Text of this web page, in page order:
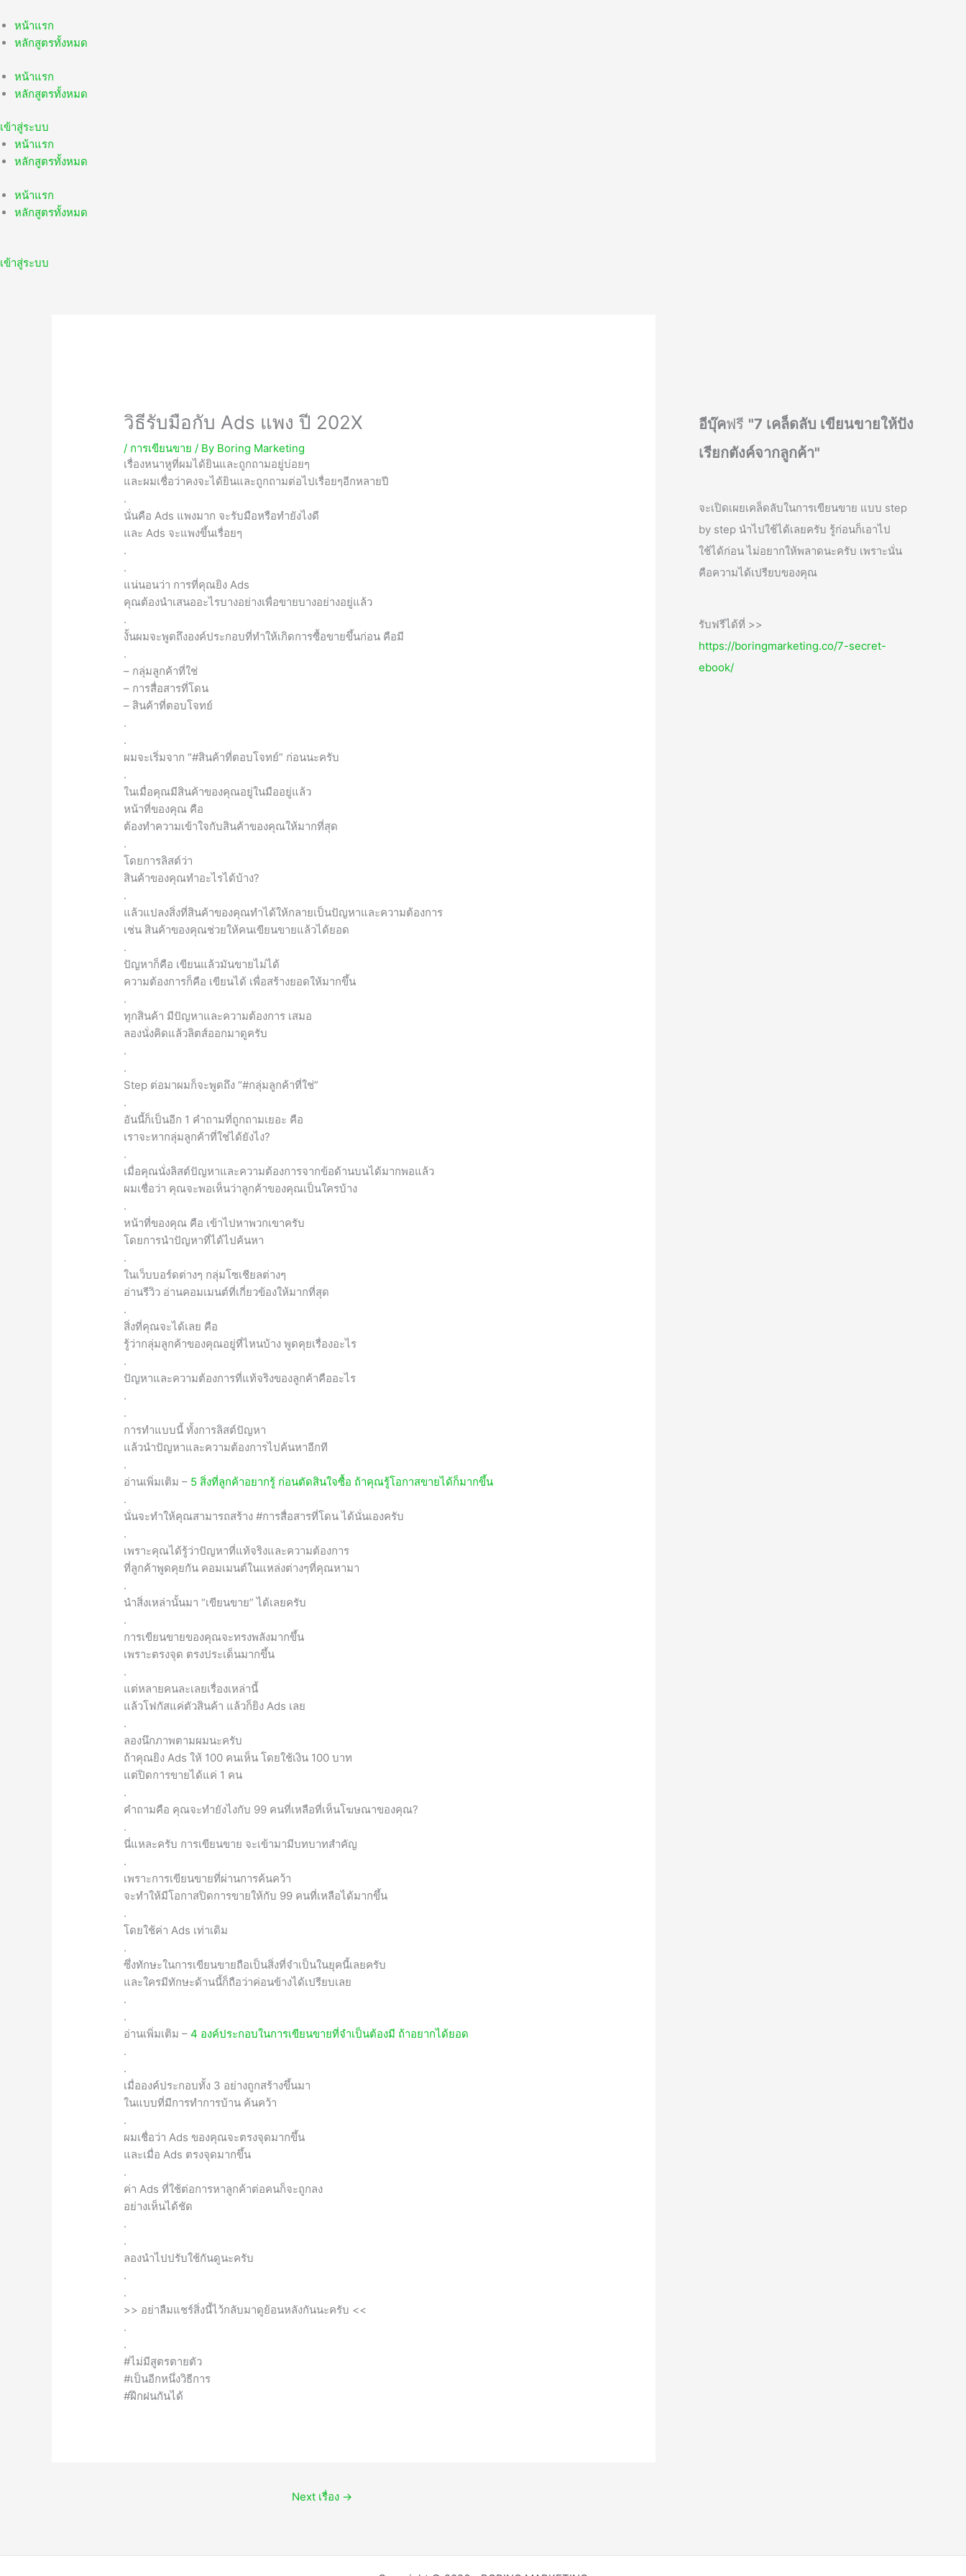
to
content
หน้าแรก
หลักสูตรทั้งหมด
หน้าแรก
หลักสูตรทั้งหมด
เข้าสู่ระบบ
หน้าแรก
หลักสูตรทั้งหมด
หน้าแรก
หลักสูตรทั้งหมด
เข้าสู่ระบบ
วิธีรับมือกับ Ads แพง ปี 202X
/ การเขียนขาย / By Boring Marketing
เรื่องหนาหูที่ผมได้ยินและถูกถามอยู่บ่อยๆ
และผมเชื่อว่าคงจะได้ยินและถูกถามต่อไปเรื่อยๆอีกหลายปี
.
นั่นคือ Ads แพงมาก จะรับมือหรือทำยังไงดี
และ Ads จะแพงขึ้นเรื่อยๆ
.
.
แน่นอนว่า การที่คุณยิง Ads
คุณต้องนำเสนออะไรบางอย่างเพื่อขายบางอย่างอยู่แล้ว
.
งั้นผมจะพูดถึงองค์ประกอบที่ทำให้เกิดการซื้อขายขึ้นก่อน คือมี
.
– กลุ่มลูกค้าที่ใช่
– การสื่อสารที่โดน
– สินค้าที่ตอบโจทย์
.
.
ผมจะเริ่มจาก “#สินค้าที่ตอบโจทย์” ก่อนนะครับ
.
ในเมื่อคุณมีสินค้าของคุณอยู่ในมืออยู่แล้ว
หน้าที่ของคุณ คือ
ต้องทำความเข้าใจกับสินค้าของคุณให้มากที่สุด
.
โดยการลิสต์ว่า
สินค้าของคุณทำอะไรได้บ้าง?
.
แล้วแปลงสิ่งที่สินค้าของคุณทำได้ให้กลายเป็นปัญหาและความต้องการ
เช่น สินค้าของคุณช่วยให้คนเขียนขายแล้วได้ยอด
.
ปัญหาก็คือ เขียนแล้วมันขายไม่ได้
ความต้องการก็คือ เขียนได้ เพื่อสร้างยอดให้มากขึ้น
.
ทุกสินค้า มีปัญหาและความต้องการ เสมอ
ลองนั่งคิดแล้วลิตส์ออกมาดูครับ
.
.
Step ต่อมาผมก็จะพูดถึง “#กลุ่มลูกค้าที่ใช่”
.
อันนี้ก็เป็นอีก 1 คำถามที่ถูกถามเยอะ คือ
เราจะหากลุ่มลูกค้าที่ใช่ได้ยังไง?
.
เมื่อคุณนั่งลิสต์ปัญหาและความต้องการจากข้อด้านบนได้มากพอแล้ว
ผมเชื่อว่า คุณจะพอเห็นว่าลูกค้าของคุณเป็นใครบ้าง
.
หน้าที่ของคุณ คือ เข้าไปหาพวกเขาครับ
โดยการนำปัญหาที่ได้ไปค้นหา
.
ในเว็บบอร์ดต่างๆ กลุ่มโซเชียลต่างๆ
อ่านรีวิว อ่านคอมเมนต์ที่เกี่ยวข้องให้มากที่สุด
.
สิ่งที่คุณจะได้เลย คือ
รู้ว่ากลุ่มลูกค้าของคุณอยู่ที่ไหนบ้าง พูดคุยเรื่องอะไร
.
ปัญหาและความต้องการที่แท้จริงของลูกค้าคืออะไร
.
.
การทำแบบนี้ ทั้งการลิสต์ปัญหา
แล้วนำปัญหาและความต้องการไปค้นหาอีกที
.
อ่านเพิ่มเติม – 5 สิ่งที่ลูกค้าอยากรู้ ก่อนตัดสินใจซื้อ ถ้าคุณรู้โอกาสขายได้ก็มากขึ้น
.
นั่นจะทำให้คุณสามารถสร้าง #การสื่อสารที่โดน ได้นั่นเองครับ
.
เพราะคุณได้รู้ว่าปัญหาที่แท้จริงและความต้องการ
ที่ลูกค้าพูดคุยกัน คอมเมนต์ในแหล่งต่างๆที่คุณหามา
.
นำสิ่งเหล่านั้นมา “เขียนขาย” ได้เลยครับ
.
การเขียนขายของคุณจะทรงพลังมากขึ้น
เพราะตรงจุด ตรงประเด็นมากขึ้น
.
แต่หลายคนละเลยเรื่องเหล่านี้
แล้วโฟกัสแค่ตัวสินค้า แล้วก็ยิง Ads เลย
.
ลองนึกภาพตามผมนะครับ
ถ้าคุณยิง Ads ให้ 100 คนเห็น โดยใช้เงิน 100 บาท
แต่ปิดการขายได้แค่ 1 คน
.
คำถามคือ คุณจะทำยังไงกับ 99 คนที่เหลือที่เห็นโฆษณาของคุณ?
.
นี่แหละครับ การเขียนขาย จะเข้ามามีบทบาทสำคัญ
.
เพราะการเขียนขายที่ผ่านการค้นคว้า
จะทำให้มีโอกาสปิดการขายให้กับ 99 คนที่เหลือได้มากขึ้น
.
โดยใช้ค่า Ads เท่าเดิม
.
ซึ่งทักษะในการเขียนขายถือเป็นสิ่งที่จำเป็นในยุคนี้เลยครับ
และใครมีทักษะด้านนี้ก็ถือว่าค่อนข้างได้เปรียบเลย
.
.
อ่านเพิ่มเติม –4 องค์ประกอบในการเขียนขายที่จำเป็นต้องมี ถ้าอยากได้ยอด
.
.
เมื่อองค์ประกอบทั้ง 3 อย่างถูกสร้างขึ้นมา
ในแบบที่มีการทำการบ้าน ค้นคว้า
.
ผมเชื่อว่า Ads ของคุณจะตรงจุดมากขึ้น
และเมื่อ Ads ตรงจุดมากขึ้น
.
ค่า Ads ที่ใช้ต่อการหาลูกค้าต่อคนก็จะถูกลง
อย่างเห็นได้ชัด
.
.
ลองนำไปปรับใช้กันดูนะครับ
.
.
>> อย่าลืมแชร์สิ่งนี้ไว้กลับมาดูย้อนหลังกันนะครับ <<
.
.
#ไม่มีสูตรตายตัว
#เป็นอีกหนึ่งวิธีการ
#ฝึกฝนกันได้
Next เรื่อง →
อีบุ๊คฟรี "7 เคล็ดลับ เขียนขายให้ปัง
เรียกตังค์จากลูกค้า"
จะเปิดเผยเคล็ดลับในการเขียนขาย แบบ step
by step นำไปใช้ได้เลยครับ รู้ก่อนก็เอาไป
ใช้ได้ก่อน ไม่อยากให้พลาดนะครับ เพราะนั่น
คือความได้เปรียบของคุณ
รับฟรีได้ที่ >>
https://boringmarketing.co/7-secret-
ebook/